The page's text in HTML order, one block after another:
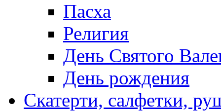
Пасха
Религия
День Святого
День рождения
Скатерти, салфетки,